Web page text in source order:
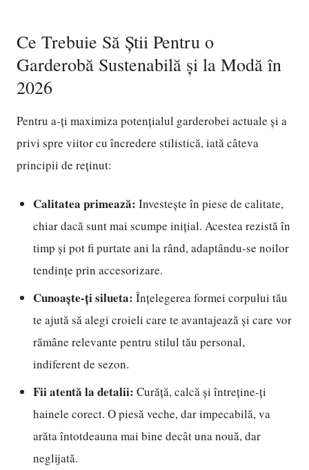
Ce Trebuie Să Știi Pentru o
Garderobă Sustenabilă și la Modă în
2026
Pentru a-ți maximiza potențialul garderobei actuale și a
privi spre viitor cu încredere stilistică, iată câteva
principii de reținut:
Calitatea primează: Investește în piese de calitate,
chiar dacă sunt mai scumpe inițial. Acestea rezistă în
timp și pot fi purtate ani la rând, adaptându-se noilor
tendințe prin accesorizare.
Cunoaște-ți silueta: Înțelegerea formei corpului tău
te ajută să alegi croieli care te avantajează și care vor
rămâne relevante pentru stilul tău personal,
indiferent de sezon.
Fii atentă la detalii: Curăță, calcă și întreține-ți
hainele corect. O piesă veche, dar impecabilă, va
arăta întotdeauna mai bine decât una nouă, dar
neglijată.